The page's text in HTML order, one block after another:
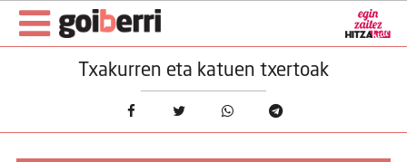
Txakurren eta katuen txertoak